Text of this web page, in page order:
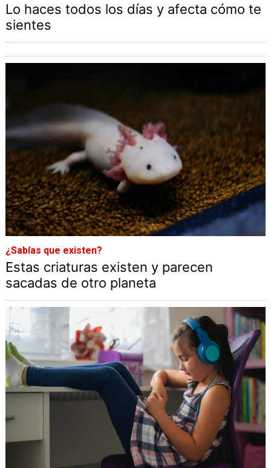
Lo haces todos los días y afecta cómo te
sientes
¿Sabías que existen?
Estas criaturas existen y parecen
sacadas de otro planeta